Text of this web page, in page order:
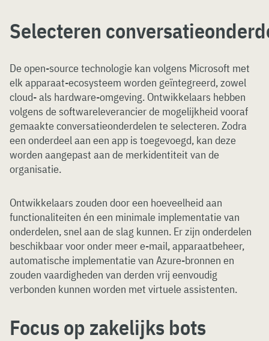
Selecteren
De open-source technologie kan volgens Microsoft met
elk apparaat-ecosysteem worden geïntegreerd, zowel
cloud- als hardware-omgeving. Ontwikkelaars hebben
volgens de softwareleverancier de mogelijkheid vooraf
gemaakte conversatieonderdelen te selecteren. Zodra
een onderdeel aan een app is toegevoegd, kan deze
worden aangepast aan de merkidentiteit van de
organisatie.
Ontwikkelaars zouden door een hoeveelheid aan
functionaliteiten én een minimale implementatie van
onderdelen, snel aan de slag kunnen. Er zijn onderdelen
beschikbaar voor onder meer e-mail, apparaatbeheer,
automatische implementatie van Azure-bronnen en
zouden vaardigheden van derden vrij eenvoudig
verbonden kunnen worden met virtuele assistenten.
Focus op zakelijks bots